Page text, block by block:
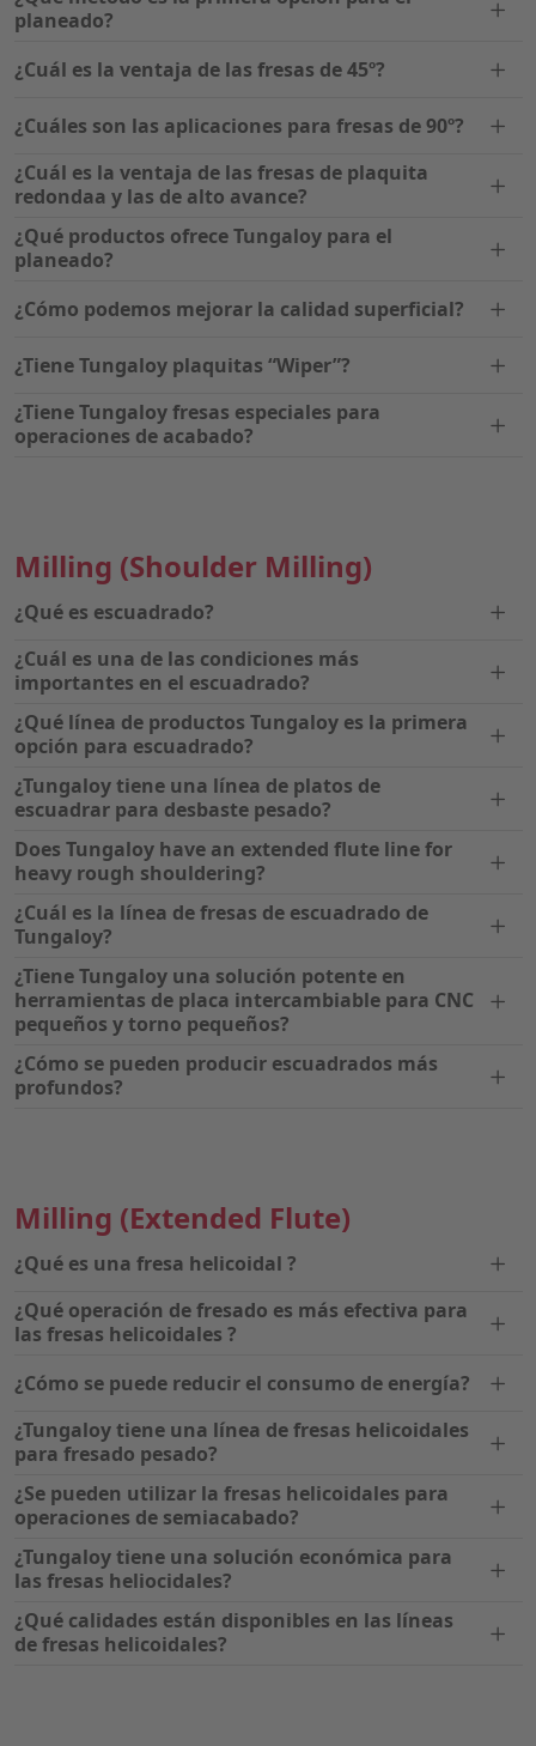
planeado?
¿Cuál es la ventaja de las fresas de 45º?
¿Cuáles son las aplicaciones para fresas de 90º?
¿Cuál es la ventaja de las fresas de plaquita
redondaa y las de alto avance?
¿Qué productos ofrece Tungaloy para el
planeado?
¿Cómo podemos mejorar la calidad superficial?
¿Tiene Tungaloy plaquitas “Wiper”?
¿Tiene Tungaloy fresas especiales para
operaciones de acabado?
Milling (Shoulder Milling)
¿Qué es escuadrado?
¿Cuál es una de las condiciones más
importantes en el escuadrado?
¿Qué línea de productos Tungaloy es la primera
opción para escuadrado?
¿Tungaloy tiene una línea de platos de
escuadrar para desbaste pesado?
Does Tungaloy have an extended flute line for
heavy rough shouldering?
¿Cuál es la línea de fresas de escuadrado de
Tungaloy?
¿Tiene Tungaloy una solución potente en
herramientas de placa intercambiable para CNC
pequeños y torno pequeños?
¿Cómo se pueden producir escuadrados más
profundos?
Milling (Extended Flute)
¿Qué es una fresa helicoidal ?
¿Qué operación de fresado es más efectiva para
las fresas helicoidales ?
¿Cómo se puede reducir el consumo de energía?
¿Tungaloy tiene una línea de fresas helicoidales
para fresado pesado?
¿Se pueden utilizar la fresas helicoidales para
operaciones de semiacabado?
¿Tungaloy tiene una solución económica para
las fresas heliocidales?
¿Qué calidades están disponibles en las líneas
de fresas helicoidales?